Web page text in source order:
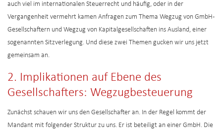
auch viel im internationalen Steuerrecht und häufig, oder in der
Vergangenheit vermehrt kamen Anfragen zum Thema Wegzug von GmbH-
Gesellschaftern und Wegzug von Kapitalgesellschaften ins Ausland, einer
sogenannten Sitzverlegung. Und diese zwei Themen gucken wir uns jetzt
gemeinsam an.
2. Implikationen auf Ebene des
Gesellschafters: Wegzugbesteuerung
Zunächst schauen wir uns den Gesellschafter an. In der Regel kommt der
Mandant mit folgender Struktur zu uns. Er ist beteiligt an einer GmbH. Die